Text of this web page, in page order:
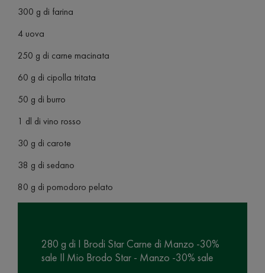
300 g di farina
4 uova
250 g di carne macinata
60 g di cipolla tritata
50 g di burro
1 dl di vino rosso
30 g di carote
38 g di sedano
80 g di pomodoro pelato
280 g di I Brodi Star Carne di Manzo -30%
sale Il Mio Brodo Star - Manzo -30% sale